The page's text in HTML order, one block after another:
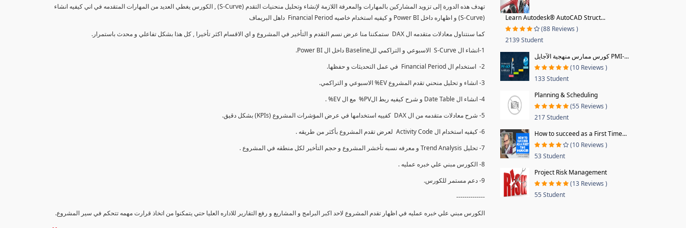
تهدف هذه الدورة إلى تزويد المشاركين بالمهارات والمعرفة اللازمة لإنشاء وتحليل منحنيات التقدم (S-Curve) , الكورس يغطي العديد من المهارات المتقدمه في اني كيفيه انشاء
(S-Curve) و اظهاره داخل Power BI و كيفيه استخدام خاصيه Financial Period داهل البريماف
كما سنتناول معادلات متقدمه ال DAX ستمكننا منا عرض نسم التقدم و التأخير في المشروع و اي الاقسام اكثر تأخيرا , كل هذا بشكل تفاعلي و محدث باستمرار.
1-انشاء ال S-Curve الاسبوعي و التراكمي للBaseline داخل ال Power BI.
2- استخدام ال Financial Period في عمل التحديثات و حفظها.
3- انشاء و تحليل منحني تقدم المشروع EV% الاسبوعي و التراكمي.
4- انشاء ال Date Table و شرح كيفيه ربط الPV% مع ال EV% .
5- شرح معادلات متقدمه من ال DAX كفييه استخدامها في عرض المؤشرات المشروع (KPIs) بشكل دقيق.
6- كيفيه استخدام ال Activity Code لعرض تقدم المشروع بأكثر من طريقه .
7- تحليل Trend Analysis و معرفه نسبه تأخشر المشروع و حجم التأخير لكل منطقه في المشروع .
8- الكورس مبني علي خبره عمليه .
9- دعم مستمر للكورس.
--------------
الكورس مبني علي خبره عمليه في اظهار تقدم المشروع لاحد اكبر البرامج و المشاريع و رفع التقارير للاداره العليا حتي يتمكنوا من اتخاذ قرارت مهمه تتحكم في سير المشروع.
Learn Autodesk® AutoCAD Struct...
(88 Reviews )
2139 Student
كورس ممارس منهجية الآجايل PMI-...
(10 Reviews )
133 Student
Planning & Scheduling
(55 Reviews )
217 Student
How to succeed as a First Time...
(10 Reviews )
53 Student
Project Risk Management
(13 Reviews )
55 Student